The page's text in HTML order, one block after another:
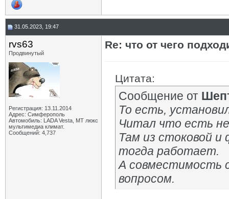
31.05.2023, 19:47
rvs63
Продвинутый
Регистрация: 13.11.2014
Адрес: Симферополь
Автомобиль: LADA Vesta, МТ люкс
мультимедиа климат.
Сообщений: 4,737
Re: что от чего
Цитата:
Сообщение от
То есть,
Читал что есть
Там из стоковой и
тогда работает.
А совместимость
вопросом.